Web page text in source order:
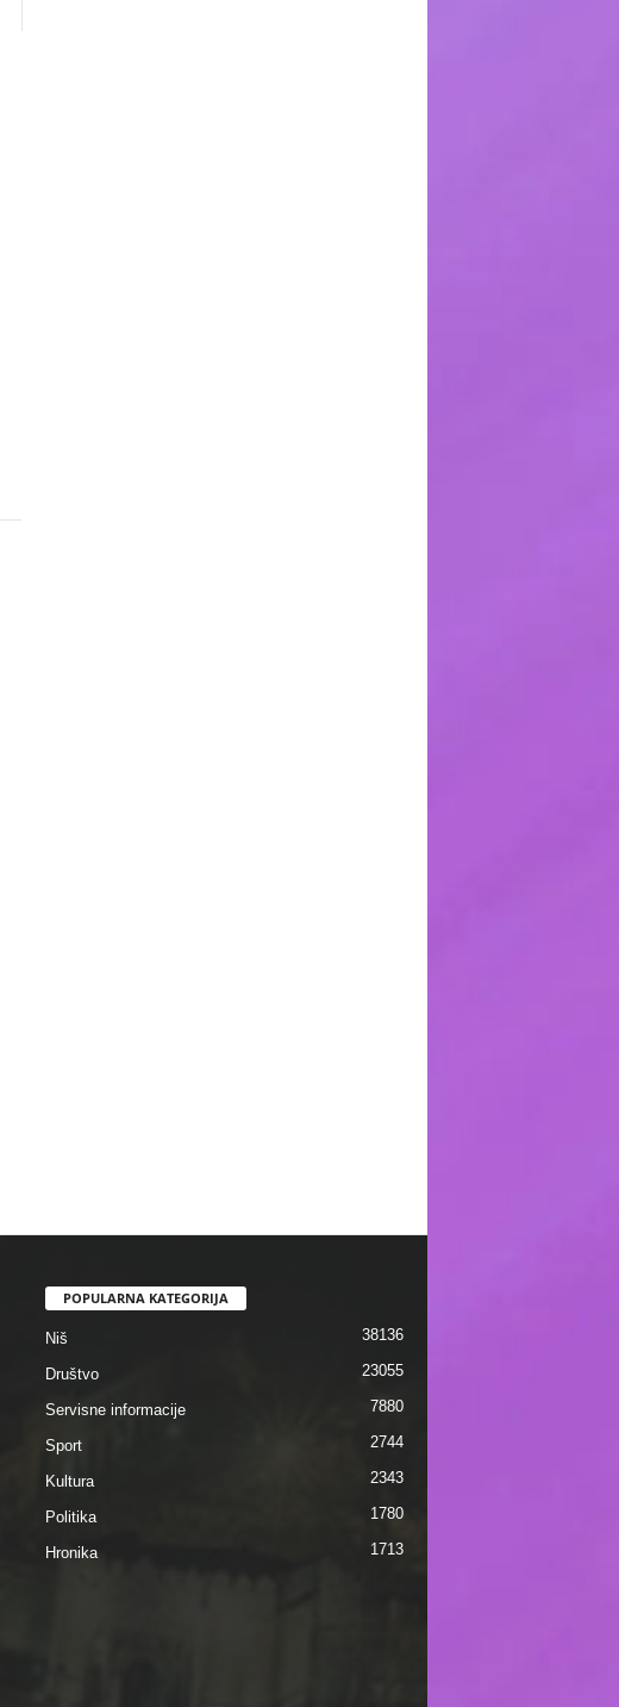
POPULARNA KATEGORIJA
Niš 38136
Društvo 23055
Servisne informacije 7880
Sport 2744
Kultura 2343
Politika 1780
Hronika 1713